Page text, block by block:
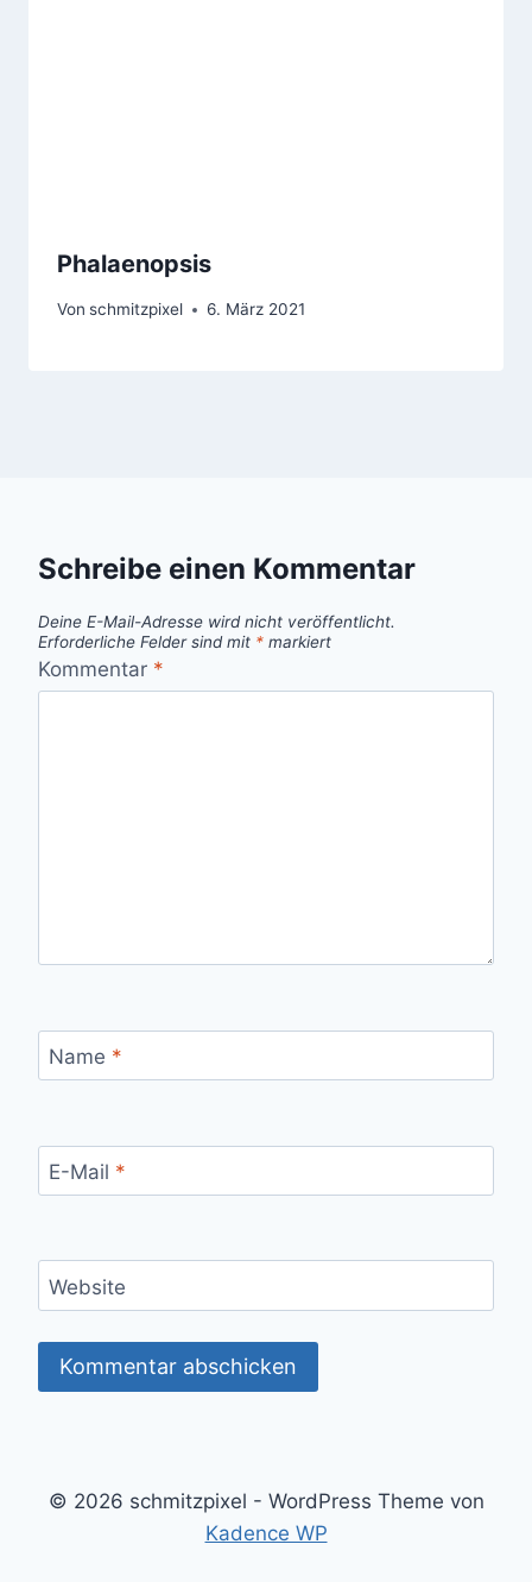
Phalaenopsis
Von schmitzpixel 6. März 2021
Schreibe einen Kommentar
Deine E-Mail-Adresse wird nicht veröffentlicht.
Erforderliche Felder sind mit * markiert
Kommentar *
Name *
E-Mail *
Website
© 2026 schmitzpixel - WordPress Theme von
Kadence WP